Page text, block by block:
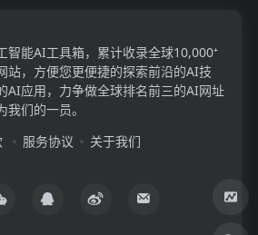
智能AI工具箱，累计收录全球10,000⁺
站，方便您更便捷的探索前沿的AI技
AI应用，力争做全球排名前三的AI网址
们的一员。
服务协议 关于我们